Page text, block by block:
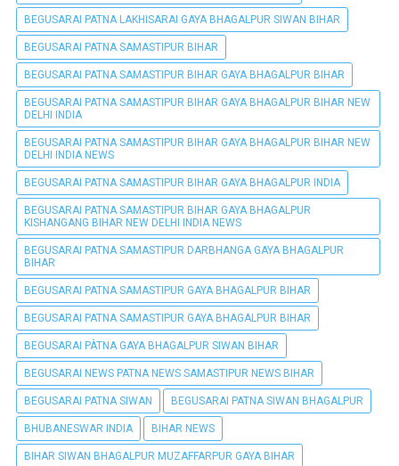
BEGUSARAI PATNA LAKHISARAI GAYA BHAGALPUR SIWAN BIHAR
BEGUSARAI PATNA SAMASTIPUR BIHAR
BEGUSARAI PATNA SAMASTIPUR BIHAR GAYA BHAGALPUR BIHAR
BEGUSARAI PATNA SAMASTIPUR BIHAR GAYA BHAGALPUR BIHAR NEW
DELHI INDIA
BEGUSARAI PATNA SAMASTIPUR BIHAR GAYA BHAGALPUR BIHAR NEW
DELHI INDIA NEWS
BEGUSARAI PATNA SAMASTIPUR BIHAR GAYA BHAGALPUR INDIA
BEGUSARAI PATNA SAMASTIPUR BIHAR GAYA BHAGALPUR
KISHANGANG BIHAR NEW DELHI INDIA NEWS
BEGUSARAI PATNA SAMASTIPUR DARBHANGA GAYA BHAGALPUR
BIHAR
BEGUSARAI PATNA SAMASTIPUR GAYA BHAGALPUR BIHAR
BEGUSARAI PATNA SAMASTIPUR GAYA BHAGALPUR BIHAR
BEGUSARAI PÀTNA GAYA BHAGALPUR SIWAN BIHAR
BEGUSARAI NEWS PATNA NEWS SAMASTIPUR NEWS BIHAR
BEGUSARAI PATNA SIWAN BEGUSARAI PATNA SIWAN BHAGALPUR
BHUBANESWAR INDIA BIHAR NEWS
BIHAR SIWAN BHAGALPUR MUZAFFARPUR GAYA BIHAR